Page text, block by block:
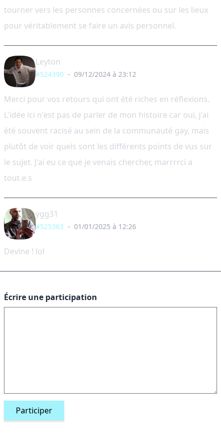
tourner vers les personnes concernées ou sur les lieux
pour véritablement se faire un avis personnel.
Leyton
#524390 - 09/12/2024 à 23:12
Merci pour vos retours qui ont été riches en réflexions.
L'idée ici n'est pas de parler de mon histoire car oui, j'ai
été souvent racisé au sein de la communauté gay, mais
plutôt de voir quels sont les différents points de vus sur
le sujet. J'ai eu ce que je venais chercher, marrrrci a
tout.e.s
ygg31
#525363 - 01/01/2025 à 12:26
Devine ! lol
Écrire une participation
Participer